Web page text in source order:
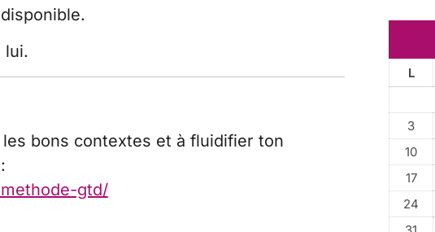
lui.
bons contextes et à fluidifier ton
gtd/
:
L
3
10
17
24